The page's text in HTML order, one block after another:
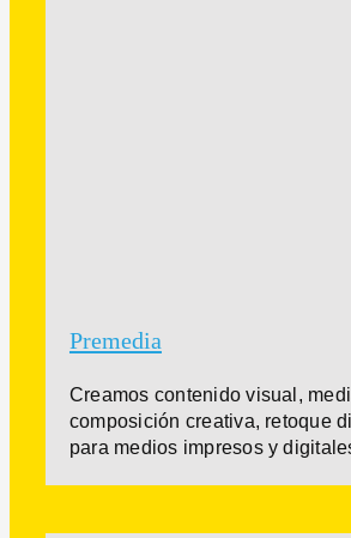
Premedia
Creamos contenido visual,
composición creativa, retoque
para medios impresos y